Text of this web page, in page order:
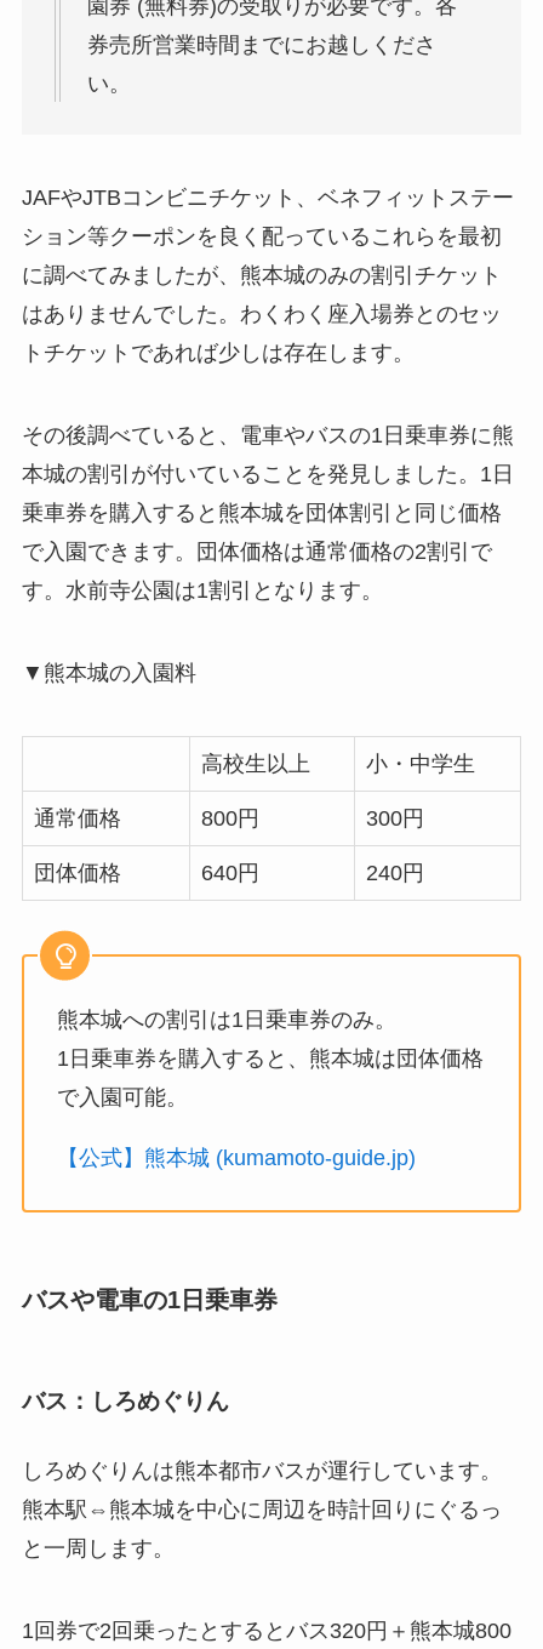
園券 (無料券)の受取りが必要です。各
券売所営業時間までにお越しくださ
い。
JAFやJTBコンビニチケット、ベネフィットステー
ション等クーポンを良く配っているこれらを最初
に調べてみましたが、熊本城のみの割引チケット
はありませんでした。わくわく座入場券とのセッ
トチケットであれば少しは存在します。
その後調べていると、電車やバスの1日乗車券に熊
本城の割引が付いていることを発見しました。1日
乗車券を購入すると熊本城を団体割引と同じ価格
で入園できます。団体価格は通常価格の2割引で
す。水前寺公園は1割引となります。
▼熊本城の入園料
高校生以上 小・中学生
通常価格 800円 300円
団体価格 640円 240円
熊本城への割引は1日乗車券のみ。
1日乗車券を購入すると、熊本城は団体価格
で入園可能。
【公式】熊本城 (kumamoto-guide.jp)
バスや電車の1日乗車券
バス：しろめぐりん
しろめぐりんは熊本都市バスが運行しています。
熊本駅⇔熊本城を中心に周辺を時計回りにぐるっ
と一周します。
1回券で2回乗ったとするとバス320円＋熊本城800